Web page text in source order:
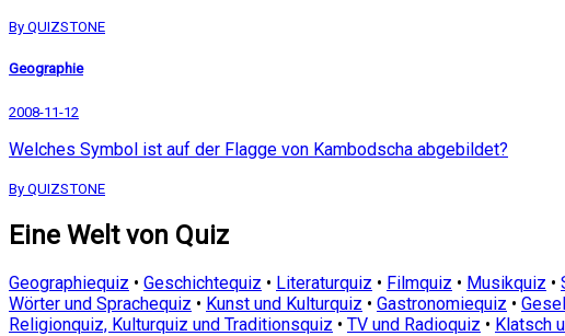
By QUIZSTONE
Geographie
2008-11-12
Welches Symbol ist auf der Flagge von Kambodscha abgebildet?
By QUIZSTONE
Eine Welt von Quiz
Geographiequiz • Geschichtequiz • Literaturquiz • Filmquiz • Musikquiz •
Wörter und Sprachequiz • Kunst und Kulturquiz • Gastronomiequiz •
Religionquiz, Kulturquiz und Traditionsquiz • TV und Radioquiz • Klatsch